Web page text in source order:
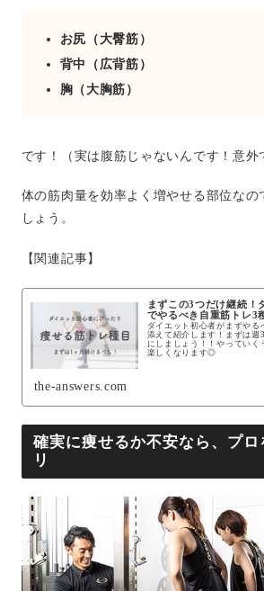
お尻（大臀筋）
背中（広背筋）
胸（大胸筋）
です！（実は腹筋じゃないんです！意外
体の筋肉量を効率よく増やせる部位なの
しょう。
【関連記事】
まずこの3つだけ継続！
でやるべき自重筋トレ3
ダイエット初心者がまずやる
添えて紹介します！まずは週
にしましょう！！やっていく
楽しくなります◎
the-answers.com
確実に痩せるか不安なら、プロ
リ